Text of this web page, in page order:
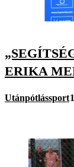
ERIKA
Utánpótlássport